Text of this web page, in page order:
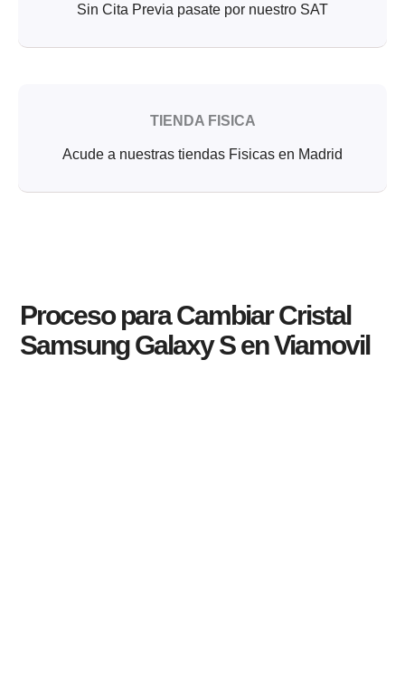
Sin Cita Previa pasate por nuestro SAT
TIENDA FISICA
Acude a nuestras tiendas Fisicas en Madrid
Proceso para Cambiar Cristal
Samsung Galaxy S en Viamovil